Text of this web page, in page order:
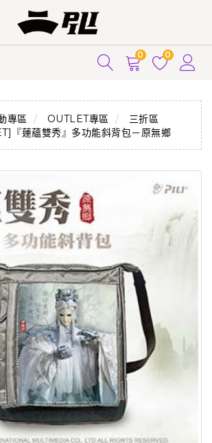
0 0
專區 OUTLET專區
三折區
『蓮蘊雙秀』多功能斜背包－原無鄉